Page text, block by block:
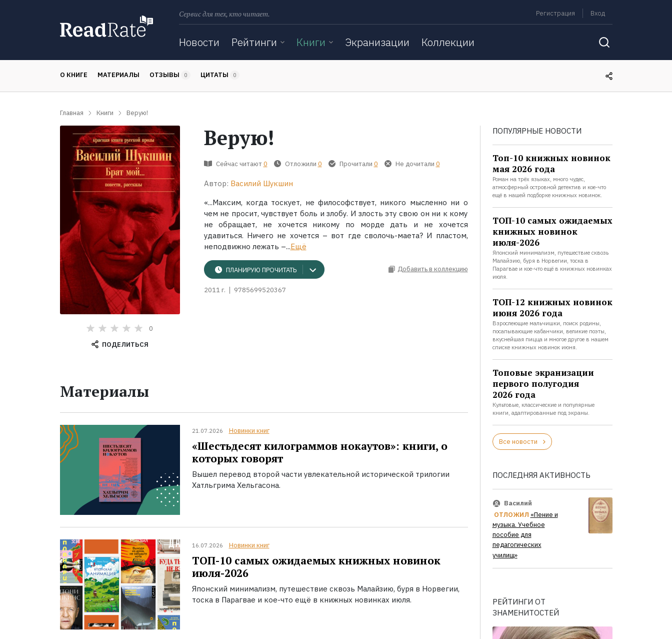
Сервис для тех, кто читает. Регистрация Вход
Новости Рейтинги Книги Экранизации Коллекции
О КНИГЕ МАТЕРИАЛЫ ОТЗЫВЫ 0 ЦИТАТЫ 0
Главная Книги Верую!
0
ПОДЕЛИТЬСЯ
Верую!
Сейчас читают 0 Отложили 0 Прочитали 0 Не дочитали 0
Автор: Василий Шукшин
«...Максим, когда тоскует, не философствует, никого мысленно ни о
чем не просит, чувствует боль и злобу. И злость эту свою он ни к кому
не обращает, не хочется никому по морде дать и не хочется
удавиться. Ничего не хочется – вот где сволочь-маета? И пластом,
неподвижно лежать –...Ещё
ПЛАНИРУЮ ПРОЧИТАТЬ Добавить в коллекцию
2011 г. 9785699520367
Материалы
21.07.2026 Новинки книг
«Шестьдесят килограммов нокаутов»: книги, о
которых говорят
Вышел перевод второй части увлекательной исторической трилогии
Хатльгрима Хельгасона.
16.07.2026 Новинки книг
ТОП-10 самых ожидаемых книжных новинок
июля-2026
Японский минимализм, путешествие сквозь Малайзию, буря в Норвегии,
тоска в Парагвае и кое-что ещё в книжных новинках июля.
ПОПУЛЯРНЫЕ НОВОСТИ
Топ-10 книжных новинок
мая 2026 года
Роман на трёх языках, много чудес,
атмосферный островной детектив и кое-что
ещё в нашей подборке книжных новинок.
ТОП-10 самых ожидаемых
книжных новинок
июля-2026
Японский минимализм, путешествие сквозь
Малайзию, буря в Норвегии, тоска в
Парагвае и кое-что ещё в книжных новинках
июля.
ТОП-12 книжных новинок
июня 2026 года
Взрослеющие мальчишки, поиск родины,
посапывающие кабанчики, великие поэты,
вкуснейшая пицца и многое другое в нашем
списке книжных новинок июня.
Топовые экранизации
первого полугодия
2026 года
Культовые, классические и популярные
книги, адаптированные под экраны.
Все новости
ПОСЛЕДНЯЯ АКТИВНОСТЬ
Василий
ОТЛОЖИЛ «Пение и
музыка. Учебное
пособие для
педагогических
училищ»
РЕЙТИНГИ ОТ
ЗНАМЕНИТОСТЕЙ